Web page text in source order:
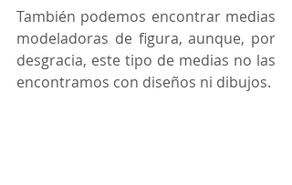
También podemos encontrar medias
modeladoras de figura, aunque, por
desgracia, este tipo de medias no las
encontramos con diseños ni dibujos.